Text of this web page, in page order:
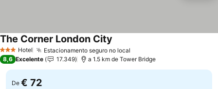
3 EstrelasHotel Estacionamento seguro no local
The Corner London City
8,6 Excelente 17.349 a 1.5 km de Tower Bridge
De € 72